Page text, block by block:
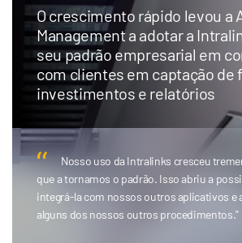
O crescimento rápido levou a
Management a adotar a
seu padrão empresarial em
com clientes em captação de
investimentos e relatórios
Nosso uso da Intralinks cresceu tremendamente desde
que a tornamos o padrão. Isso abriu a
integrá-la com nossos outros aplicativos e
alguns dos nossos outros procedimentos.”